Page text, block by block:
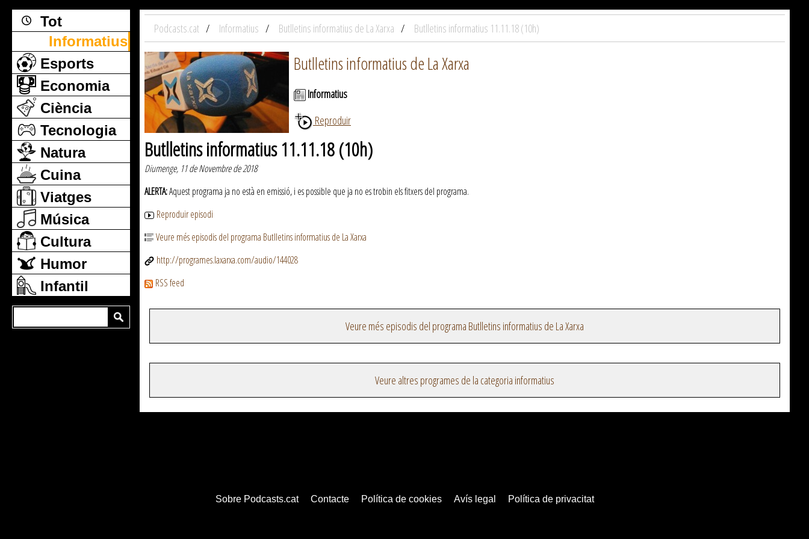
Tot
Informatius
Esports
Economia
Ciència
Tecnologia
Natura
Cuina
Viatges
Música
Cultura
Humor
Infantil
Podcasts.cat Informatius Butlletins informatius de La Xarxa Butlletins informatius 11.11.18 (10h)
Butlletins informatius de La Xarxa
Informatius
Reproduir
Butlletins informatius 11.11.18 (10h)
Diumenge, 11 de Novembre de 2018
ALERTA:Aquest programa ja no està en emissió, i es possible que ja no es trobin els fitxers del programa.
Reproduir episodi
Veure més episodis del programa Butlletins informatius de La Xarxa
http://programes.laxarxa.com/audio/144028
RSS feed
Veure més episodis del programa Butlletins informatius de La Xarxa
Veure altres programes de la categoria informatius
Sobre Podcasts.cat Contacte Política de cookies Avís legal Política de privacitat